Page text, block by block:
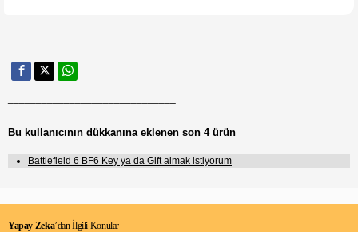
Bu kullanıcının dükkanına eklenen son 4 ürün
Battlefield 6 BF6 Key ya da Gift almak istiyorum
Yapay Zeka’dan İlgili Konular